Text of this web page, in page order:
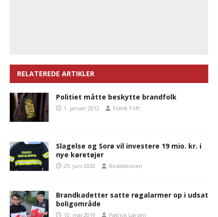
RELATEREDE ARTIKLER
Politiet måtte beskytte brandfolk
1. januar 2012 Frank Toft
Slagelse og Sorø vil investere 19 mio. kr. i
nye køretøjer
25. juni 2020 Redaktionen
Brandkadetter satte røgalarmer op i udsat
boligområde
10. maj 2019 Patrick Larsen